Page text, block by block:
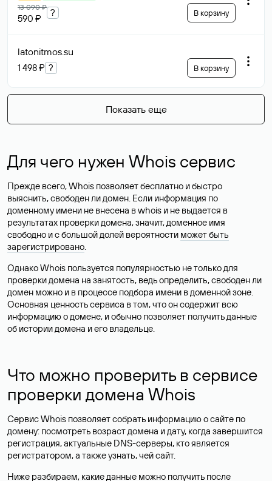
13 090 ₽
590 ₽
? В корзину
latonitmos.su
1 498 ₽ ? В корзину
Показать еще
Для чего нужен Whois сервис
Прежде всего, Whois позволяет бесплатно и быстро
выяснить, свободен ли домен. Если информация по
доменному имени не внесена в whois и не выдается в
результатах проверки домена, значит, доменное имя
свободно и с большой долей вероятности может быть
зарегистрировано.
Однако Whois пользуется популярностью не только для
проверки домена на занятость, ведь определить, свободен ли
домен можно и в процессе подбора имени в доменной зоне.
Основная ценность сервиса в том, что он содержит всю
информацию о домене, и обычно позволяет получить данные
об истории домена и его владельце.
Что можно проверить в сервисе
проверки домена Whois
Сервис Whois позволяет собрать информацию о сайте по
домену: посмотреть возраст домена и дату, когда завершится
регистрация, актуальные DNS-серверы, кто является
регистратором, а также узнать, чей сайт.
Ниже разбираем, какие данные можно получить после